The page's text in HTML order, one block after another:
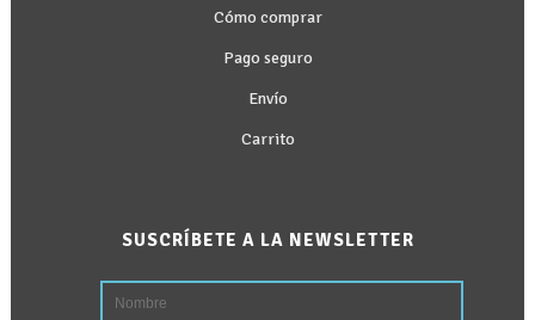
Cómo comprar
Pago seguro
Envío
Carrito
SUSCRÍBETE A LA NEWSLETTER